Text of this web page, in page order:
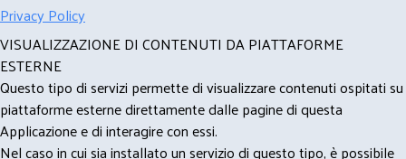
Privacy Policy
VISUALIZZAZIONE DI CONTENUTI DA PIATTAFORME
ESTERNE
Questo tipo di servizi permette di visualizzare contenuti ospitati su
piattaforme esterne direttamente dalle pagine di questa
Applicazione e di interagire con essi.
Nel caso in cui sia installato un servizio di questo tipo, è possibile